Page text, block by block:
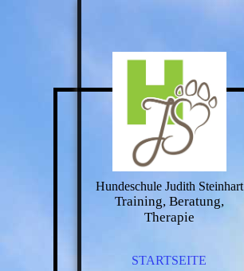
Hundeschule Judith Steinhart
Training, Beratung,
Therapie
STARTSEITE